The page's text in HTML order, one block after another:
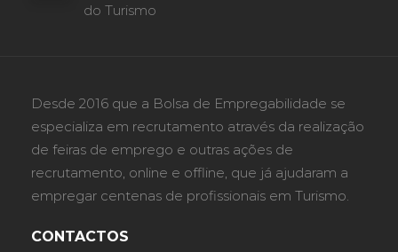
do Turismo
Desde 2016 que a Bolsa de Empregabilidade se
especializa em recrutamento através da realização
de feiras de emprego e outras ações de
recrutamento, online e offline, que já ajudaram a
empregar centenas de profissionais em Turismo.
CONTACTOS